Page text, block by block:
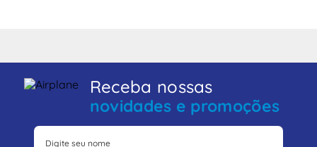
Receba nossas
novidades e promoções